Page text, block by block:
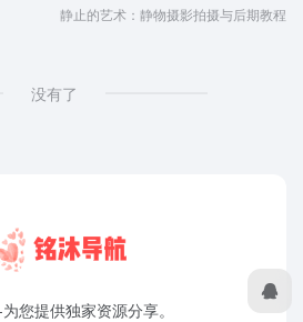
静止的艺术：静物摄影拍摄与后期教程
没有了
您提供独家资源分享。